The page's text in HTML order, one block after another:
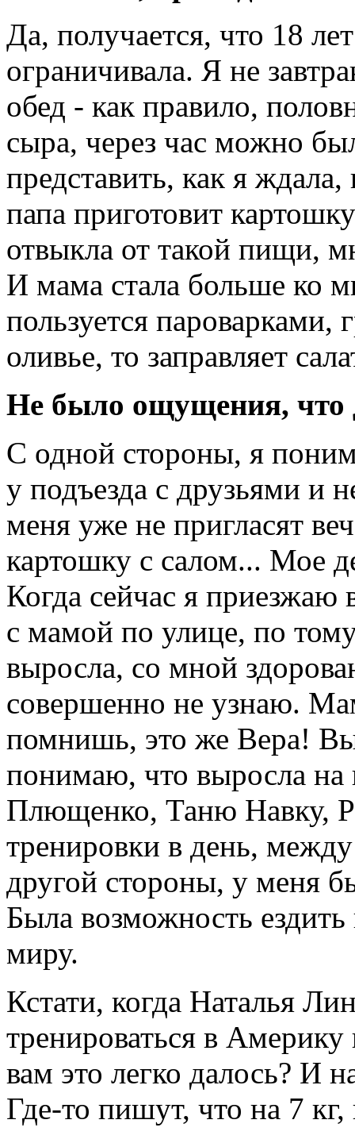
Да, получается, что 18
ограничивала. Я не
обед - как правило,
сыра, через час можно
представить, как я ждала,
папа приготовит
отвыкла от такой пищи,
И мама стала больше ко
пользуется пароварками,
оливье, то заправляет
Не было ощущения, что
С одной стороны, я
у подъезда с друзьями и
меня уже не пригласят
картошку с салом... Мое
Когда сейчас я
с мамой по улице, по
выросла, со мной
совершенно не узнаю.
помнишь, это же Вера!
понимаю, что выросла
Плющенко, Таню Навку,
тренировки в день,
другой стороны, у меня
Была возможность
миру.
Кстати, когда Наталья
тренироваться в Америку
вам это легко далось? И
Где-то пишут, что на 7 кг,